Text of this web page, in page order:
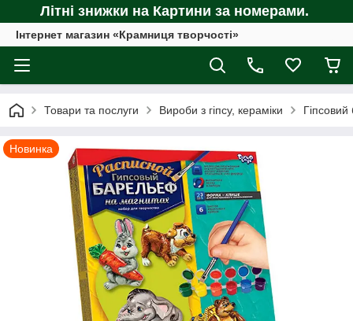
Літні знижки на Картини за номерами.
Інтернет магазин «Крамниця творчості»
Товари та послуги Вироби з гіпсу, кераміки
Новинка